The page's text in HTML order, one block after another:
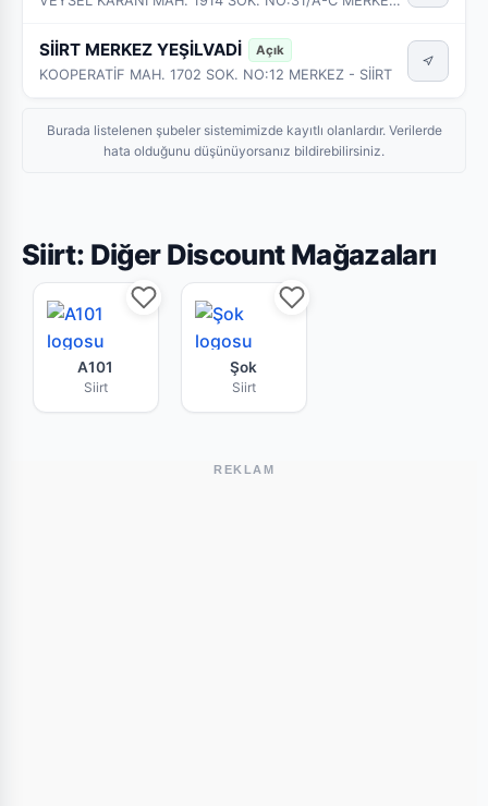
SİİRT MERKEZ YEŞİLVADİ Açık
KOOPERATİF MAH. 1702 SOK. NO:12 MERKEZ - SİİRT
Burada listelenen şubeler sistemimizde kayıtlı olanlardır. Verilerde
hata olduğunu düşünüyorsanız bildirebilirsiniz.
Siirt: Diğer Discount Mağazaları
A101 Siirt mağazasının bu haftaki güncel
A101
Siirt
Şok Siirt market zincirine ait
Şok
Siirt
REKLAM